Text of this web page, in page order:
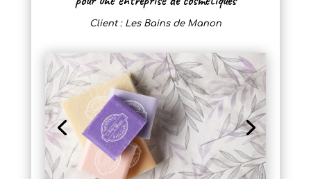
Client : Les Bains de Manon